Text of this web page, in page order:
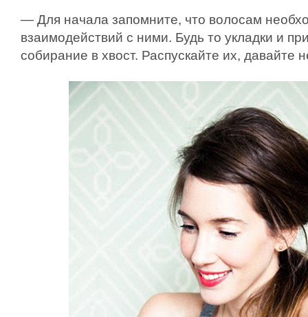
— Для начала запомните, что волосам
взаимодействий с ними. Будь то укладки и
собирание в хвост. Распускайте их, давайте